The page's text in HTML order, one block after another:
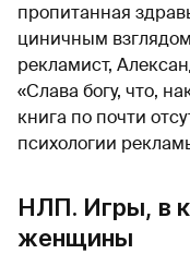
пропитанная
циничным
рекламист,
«Слава богу, что,
книга по почти
психологии
НЛП. Игры, в
женщины